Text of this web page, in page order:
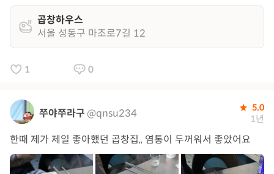
곱창하우스
서울 성동구 마조로7길 12
1 0
쭈야쭈라구 @qnsu234 5.0
1년
한때 제가 제일 좋아했던 곱창집,, 염통이 두꺼워서 좋았어요